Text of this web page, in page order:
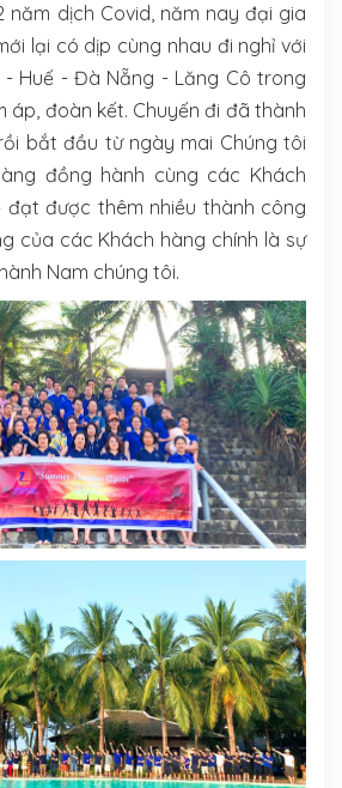
năm dịch Covid, năm nay đại gia
lại có dịp cùng nhau đi nghỉ với
- Huế - Đà Nẵng - Lăng Cô trong
áp, đoàn kết. Chuyến đi đã thành
bắt đầu từ ngày mai Chúng tôi
đồng hành cùng các Khách
đạt được thêm nhiều thành công
của các Khách hàng chính là sự
Nam chúng tôi.